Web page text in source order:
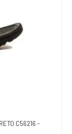
C56216 -